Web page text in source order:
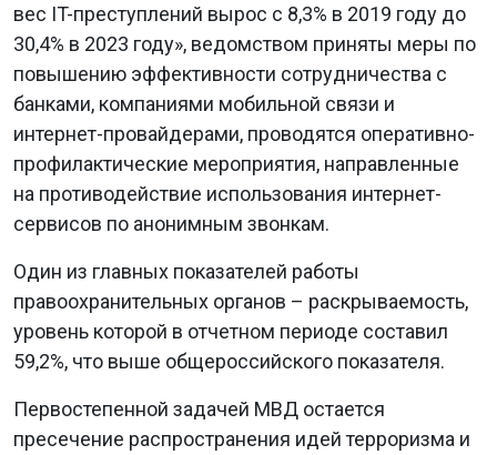
вес IT-преступлений вырос с 8,3% в 2019 году до
30,4% в 2023 году», ведомством приняты меры по
повышению эффективности сотрудничества с
банками, компаниями мобильной связи и
интернет-провайдерами, проводятся оперативно-
профилактические мероприятия, направленные
на противодействие использования интернет-
сервисов по анонимным звонкам.
Один из главных показателей работы
правоохранительных органов – раскрываемость,
уровень которой в отчетном периоде составил
59,2%, что выше общероссийского показателя.
Первостепенной задачей МВД остается
пресечение распространения идей терроризма и